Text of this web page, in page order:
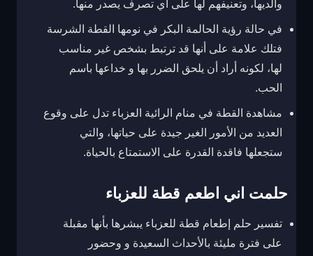
والديها، وتعنيفهم لها على أي تصرف يصدر منها.
في حالة رؤية الحالمة البكر في نومها القطة الشرسة
فتلك علامة على أنها قد ترتبط بشخص غير مناسب
لها، لكونه أراد أن يلحق الضرر بها و خداعها باسم
الحب.
مشاهدة القطة في منام الرائية العزباء تدل على وقوع
العديد من الأمور الغير جيدة على حياتها، والتي
ستجعلها فاقدة القدرة على الاستمتاع بالحياة.
حلمت اني اطعم قطة للعزباء
تفسير حلم إطعام قطة للعزباء يبشرها بأنها مقبلة
على فترة مليئة بالأحداث السعيدة و وحضور